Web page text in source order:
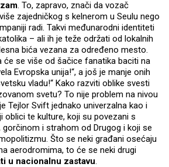
. To, zapravo, znači da vozač
zajedničkog s kelnerom u Seulu nego
radi. Takvi međunarodni identiteti
– ali ih je teže održati od lokalnih
bića vezana za određeno mesto.
će se više od šačice fanatika baciti na
Evropska unija!“, a još je manje onih
vladu!“ Kako razviti oblike svesti
svetu? To nije problem na nivou
Tejlor Svift jednako univerzalna kao i
oblici te kulture, koji su povezani s
i strahom od Drugog i koji se
Što se neki građani osećaju
aerodromima, to će se neki drugi
u nacionalnu zastavu.